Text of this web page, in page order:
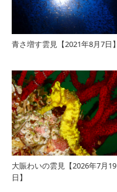
青さ増す雲見【2021年8月7日】
大賑わいの雲見【2026年7月19
日】